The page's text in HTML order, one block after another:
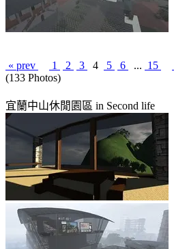
« prev 1 2 3 4 5 6 ... 15
(133 Photos)
宜蘭中山休閒園區 in Second life